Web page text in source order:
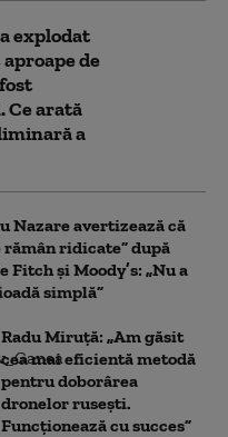
explodat
de
Ce arată
a
Nazare avertizează că
ridicate” după
Fitch și Moody’s: „Nu a
simplă”
Radu Miruță: „Am găsit
cea mai eficientă metodă
pentru doborârea
dronelor rusești.
Funcționează cu succes”